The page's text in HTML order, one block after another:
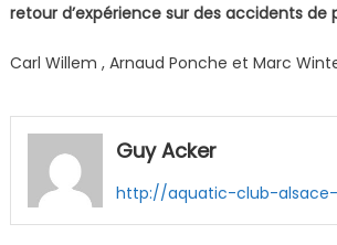
retour d’expérience sur des accidents de
Carl Willem , Arnaud Ponche et Marc
Guy Acker
http://aquatic-club-